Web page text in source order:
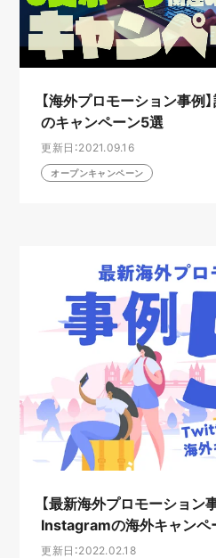
【海外プロモーション事例
のキャンペーン5選
更新日：2021.09.16
オープンキャンペーン
【最新海外プロモーション
Instagramの海外キャンペ
更新日：2022.02.18